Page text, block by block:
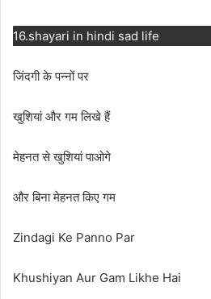
16.shayari in hindi sad life
जिंदगी के पन्नों पर
खुशियां और गम लिखे हैं
मेहनत से खुशियां पाओगे
और बिना मेहनत किए गम
Zindagi Ke Panno Par
Khushiyan Aur Gam Likhe Hai